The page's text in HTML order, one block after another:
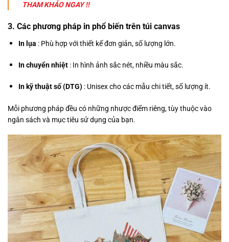
THAM KHẢO NGAY !!
3. Các phương pháp in phổ biến trên túi canvas
In lụa : Phù hợp với thiết kế đơn giản, số lượng lớn.
In chuyển nhiệt: In hình ảnh sắc nét, nhiều màu sắc.
In kỹ thuật số (DTG): Unisex cho các mẫu chi tiết, số lượng ít.
Mỗi phương pháp đều có những nhược điểm riêng, tùy thuộc vào
ngân sách và mục tiêu sử dụng của bạn.